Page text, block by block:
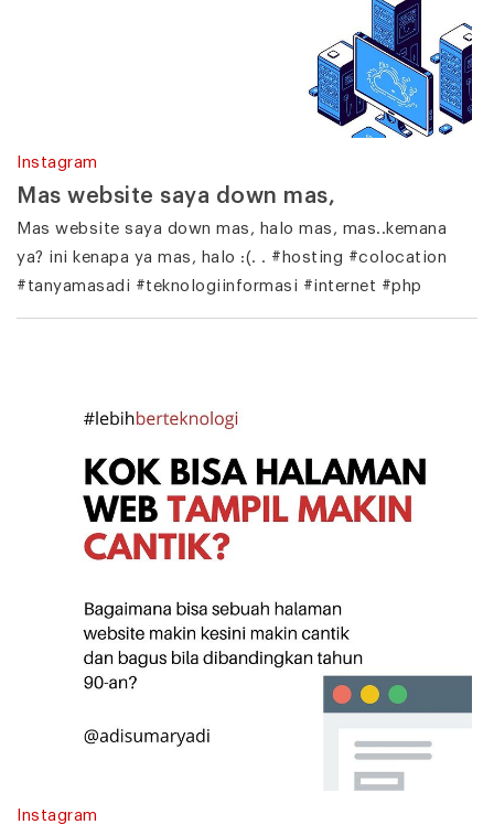
Instagram
Mas website saya down mas,
Mas website saya down mas, halo mas, mas..kemana
ya? ini kenapa ya mas, halo :(. . #hosting #colocation
#tanyamasadi #teknologiinformasi #internet #php
Instagram